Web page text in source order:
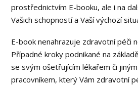
prostřednictvím E-booku, ale i na
Vašich schopností a Vaší výchozí
E-book nenahrazuje zdravotní péči
Případné kroky podnikané na
se svým ošetřujícím lékařem či
pracovníkem, který Vám zdravotní